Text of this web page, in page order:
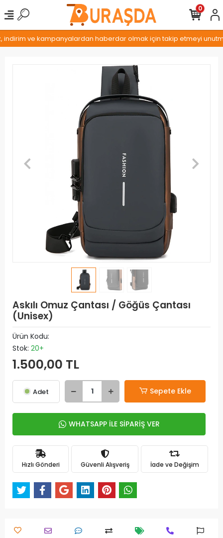
ve kampanyalardan haberdar olmak için takip etmeyi
0
Askılı Omuz Çantası / Göğüs Çantası
(Unisex)
Ürün Kodu:
Stok: 20+
1.500,00 TL
Adet Sepete Ekle
WHATSAPP İLE SİPARİŞ VER
Hızlı Gönderi Güvenli Alışveriş İade ve Değişim